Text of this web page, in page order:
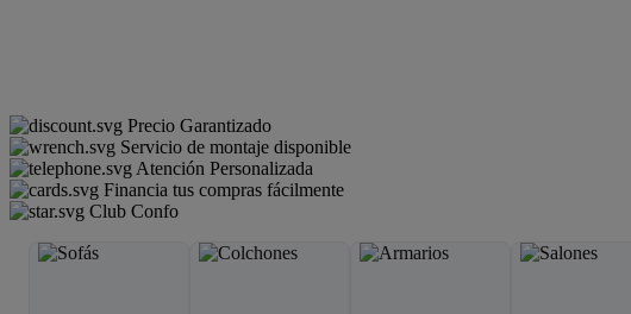
Precio Garantizado
Servicio de montaje disponible
Atención Personalizada
Financia tus compras fácilmente
Club Confo